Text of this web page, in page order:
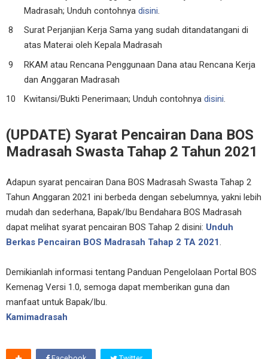
Madrasah; Unduh contohnya disini
Surat Perjanjian Kerja Sama yang sudah ditandatangani di
atas Materai oleh Kepala Madrasah
RKAM atau Rencana Penggunaan Dana atau Rencana Kerja
dan Anggaran Madrasah
Kwitansi/Bukti Penerimaan; Unduh contohnya disini.
(UPDATE) Syarat Pencairan Dana BOS
Madrasah Swasta Tahap 2 Tahun 2021
Adapun syarat pencairan Dana BOS Madrasah Swasta Tahap 2
Tahun Anggaran 2021 ini berbeda dengan sebelumnya, yakni lebih
mudah dan sederhana, Bapak/Ibu Bendahara BOS Madrasah
dapat melihat syarat pencairan BOS Tahap 2 disini: Unduh
Berkas Pencairan BOS Madrasah Tahap 2 TA 2021
Demikianlah informasi tentang Panduan Pengelolaan Portal BOS
Kemenag Versi 1.0, semoga dapat memberikan guna dan
manfaat untuk Bapak/Ibu.
Kamimadrasah